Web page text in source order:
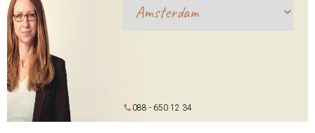
088 - 650 12 34